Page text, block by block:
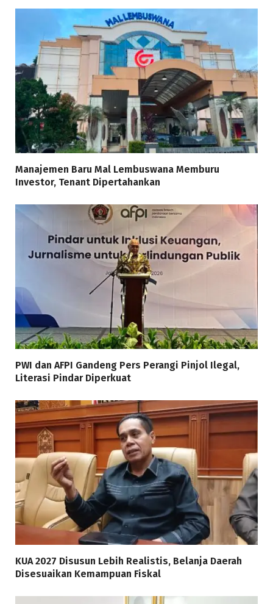
Manajemen Baru Mal Lembuswana Memburu
Investor, Tenant Dipertahankan
PWI dan AFPI Gandeng Pers Perangi Pinjol Ilegal,
Literasi Pindar Diperkuat
KUA 2027 Disusun Lebih Realistis, Belanja Daerah
Disesuaikan Kemampuan Fiskal